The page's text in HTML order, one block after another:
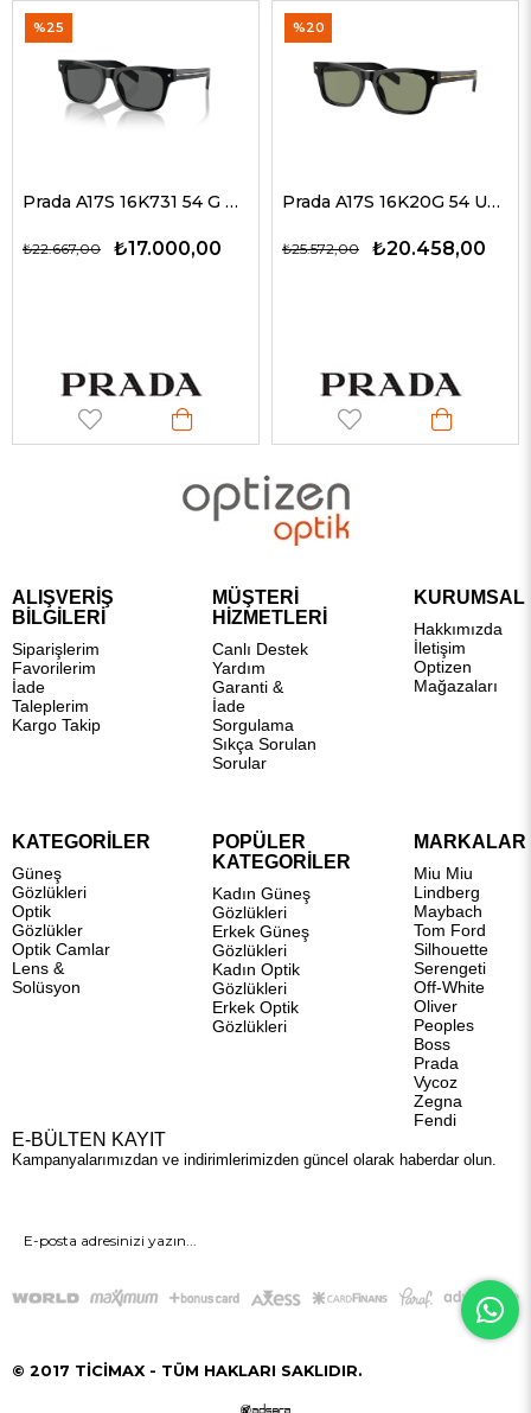
Prada A17S 16K731 54 G Erkek Güneş Gözlükleri
₺17.000,00
₺22.667,00
%25
Prada A17S 16K20G 54 Unisex Güneş Gözlükleri
₺20.458,00
₺25.572,00
%20
ALIŞVERİŞ
BİLGİLERİ
Siparişlerim
Favorilerim
İade
Taleplerim
Kargo Takip
MÜŞTERİ
HİZMETLERİ
Canlı Destek
Yardım
Garanti &
İade
Sorgulama
Sıkça Sorulan
Sorular
KURUMSAL
Hakkımızda
İletişim
Optizen
Mağazaları
KATEGORİLER
Güneş
Gözlükleri
Optik
Gözlükler
Optik Camlar
Lens &
Solüsyon
POPÜLER
KATEGORİLER
Kadın Güneş
Gözlükleri
Erkek Güneş
Gözlükleri
Kadın Optik
Gözlükleri
Erkek Optik
Gözlükleri
MARKALAR
Miu Miu
Lindberg
Maybach
Tom Ford
Silhouette
Serengeti
Off-White
Oliver
Peoples
Boss
Prada
Vycoz
Zegna
Fendi
E-BÜLTEN KAYIT
Kampanyalarımızdan ve indirimlerimizden güncel olarak haberdar olun.
GÖNDER
© 2017 TİCİMAX - TÜM HAKLARI SAKLIDIR.